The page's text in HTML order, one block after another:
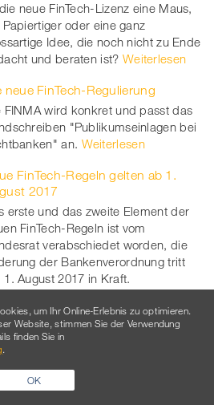
neue FinTech-Lizenz eine Maus,
Papiertiger oder eine ganz
Idee, die noch nicht zu Ende
und beraten ist? Weiterlesen
neue FinTech-Regulierung
FINMA wird konkret und passt das
"Publikumseinlagen bei
an. Weiterlesen
FinTech-Regeln gelten ab 1.
2017
erste und das zweite Element der
FinTech-Regeln ist vom
verabschiedet worden, die
der Bankenverordnung tritt
1. August 2017 in Kraft.
ID: Der Bundesrat macht Nägel
Köpfen
zu einem
um Ihr Online-Erlebnis zu optimieren.
Website, stimmen Sie der Verwendung
finden Sie in
.
OK